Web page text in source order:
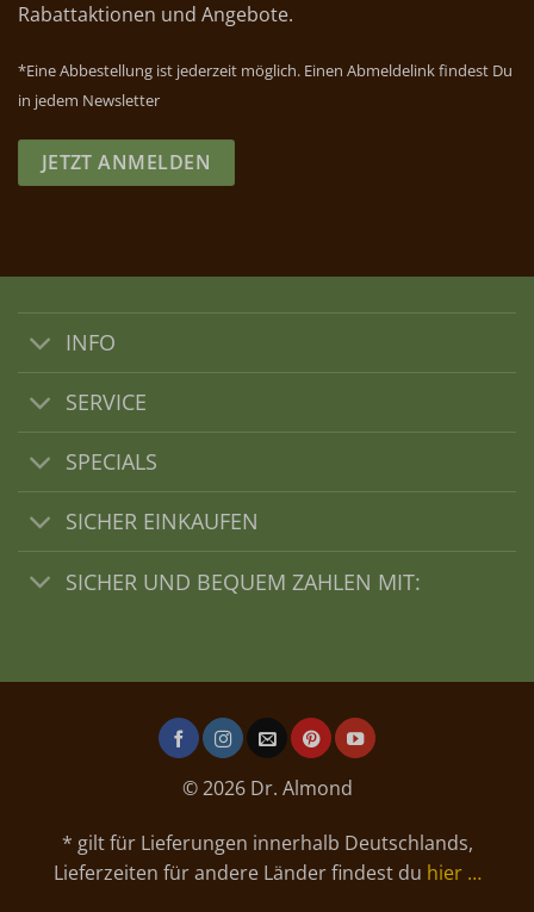
Rabattaktionen und Angebote.
*Eine Abbestellung ist jederzeit möglich. Einen Abmeldelink findest Du
in jedem Newsletter
JETZT ANMELDEN
INFO
SERVICE
SPECIALS
SICHER EINKAUFEN
SICHER UND BEQUEM ZAHLEN MIT:
© 2026 Dr. Almond
* gilt für Lieferungen innerhalb Deutschlands,
Lieferzeiten für andere Länder findest du hier …